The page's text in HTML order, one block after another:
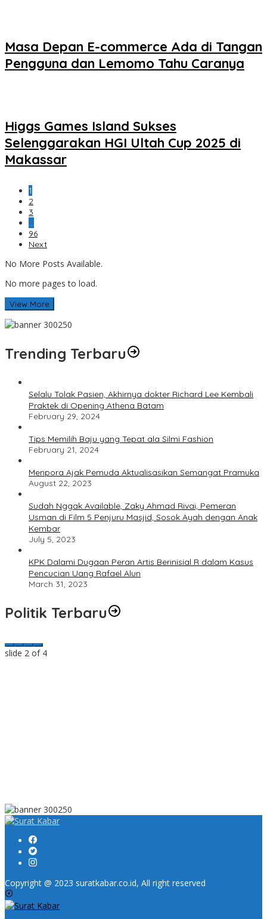
Masa Depan E-commerce Ada di Tangan
Pengguna dan Lemomo Tahu Caranya
Higgs Games Island Sukses
Selenggarakan HGI Ultah Cup 2025 di
Makassar
1
2
3
…
96
Next
No More Posts Available.
No more pages to load.
View More
Trending Terbaru
Selalu Tolak Pasien, Akhirnya dokter Richard Lee Kembali
Praktek di Opening Athena Batam
February 29, 2024
Tips Memilih Baju yang Tepat ala Silmi Fashion
February 21, 2024
Menpora Ajak Pemuda Aktualisasikan Semangat Pramuka
August 22, 2023
Sudah Nggak Available, Zaky Ahmad Rivai, Pemeran
Usman di Film 5 Penjuru Masjid, Sosok Ayah dengan Anak
Kembar
July 5, 2023
KPK Dalami Dugaan Peran Artis Berinisial R dalam Kasus
Pencucian Uang Rafael Alun
March 31, 2023
Politik Terbaru
slide 2 of 4
Copyright @ 2023 suratkabar.co.id, All right reserved